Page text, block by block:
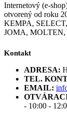
Internetový (e-
otvorený od roku
KEMPA,
JOMA,
Kontakt
ADRESA:
TEL.
EMAIL:
- 10:00 -